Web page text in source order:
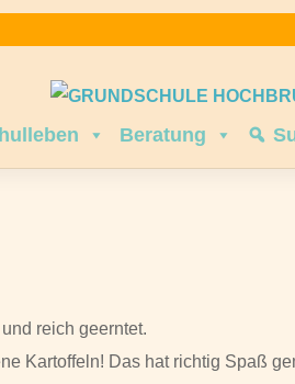
Beratung
reich geerntet.
Kartoffeln! Das hat richtig Spaß